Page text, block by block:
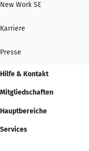
New Work SE
Karriere
Presse
Hilfe & Kontakt
Mitgliedschaften
Hauptbereiche
Services